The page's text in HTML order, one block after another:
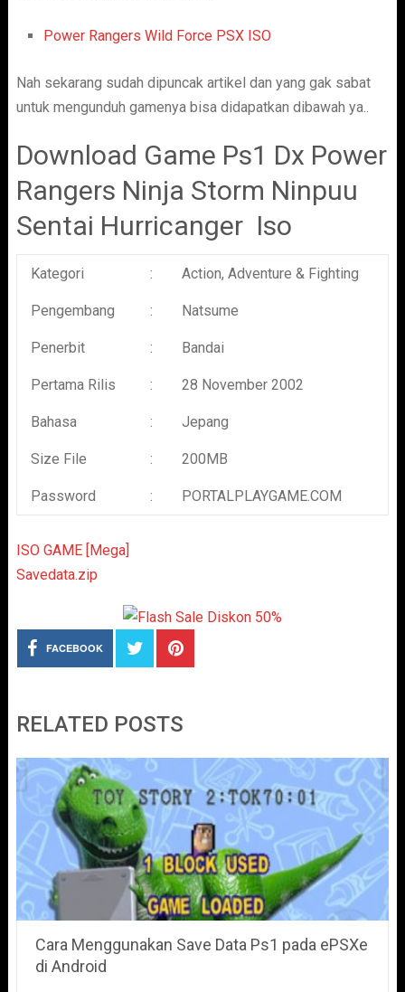
Power Rangers Wild Force PSX ISO
Nah sekarang sudah dipuncak artikel dan yang gak sabat
untuk mengunduh gamenya bisa didapatkan dibawah ya..
Download Game Ps1 Dx Power
Rangers Ninja Storm Ninpuu
Sentai Hurricanger Iso
Kategori : Action, Adventure & Fighting
Pengembang : Natsume
Penerbit : Bandai
Pertama Rilis : 28 November 2002
Bahasa : Jepang
Size File : 200MB
Password : PORTALPLAYGAME.COM
ISO GAME [Mega]
Savedata.zip
FACEBOOK
RELATED POSTS
Cara Menggunakan Save Data Ps1 pada ePSXe
di Android